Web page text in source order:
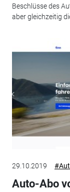
Beschlüsse des
aber gleichzeitig
29.10.2019
Auto-Abo